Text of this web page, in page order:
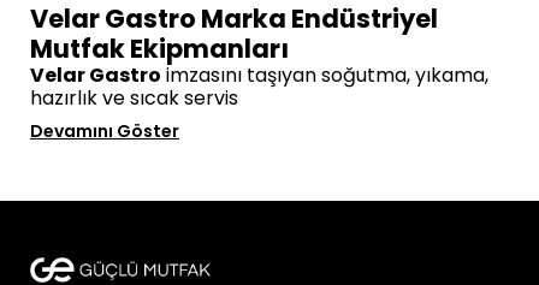
Velar Gastro Marka Endüstriyel
Mutfak Ekipmanları
Velar Gastro imzasını taşıyan soğutma, yıkama,
hazırlık ve sıcak servis
Devamını Göster